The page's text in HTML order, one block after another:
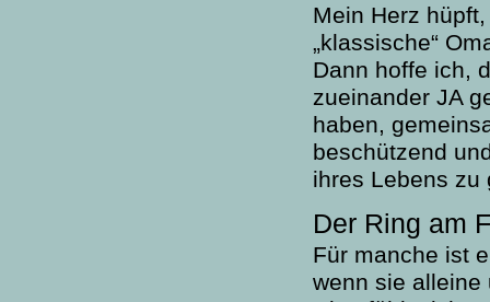
Mein Herz
„klassische“
Dann hoffe ich,
zueinander JA
haben,
beschützend
ihres Lebens zu
Der Ring am
Für manche ist
wenn sie alleine